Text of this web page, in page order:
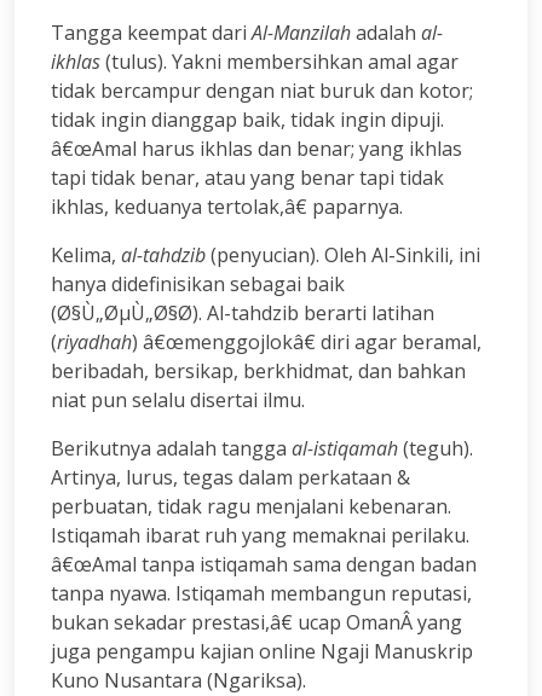
Tangga keempat dariAl-Manzilahadalah al-
ikhlas(tulus). Yakni membersihkan amal agar
tidak bercampur dengan niat buruk dan kotor;
tidak ingin dianggap baik, tidak ingin dipuji.
â€œAmal harus ikhlas dan benar; yang ikhlas
tapi tidak benar, atau yang benar tapi tidak
ikhlas, keduanya tertolak,â€ paparnya.
Kelima, al-tahdzib(penyucian). Oleh Al-Sinkili, ini
hanya didefinisikan sebagai baik
(Ø§Ù„ØµÙ„Ø§Ø­). Al-tahdzib berarti latihan
(riyadhah) â€œmenggojlokâ€ diri agar beramal,
beribadah, bersikap, berkhidmat, dan bahkan
niat pun selalu disertai ilmu.
Berikutnya adalah tangga al-istiqamah(teguh).
Artinya, lurus, tegas dalam perkataan &
perbuatan, tidak ragu menjalani kebenaran.
Istiqamah ibarat ruh yang memaknai perilaku.
â€œAmal tanpa istiqamah sama dengan badan
tanpa nyawa. Istiqamah membangun reputasi,
bukan sekadar prestasi,â€ ucap OmanÂ yang
juga pengampu kajian online Ngaji Manuskrip
Kuno Nusantara (Ngariksa).